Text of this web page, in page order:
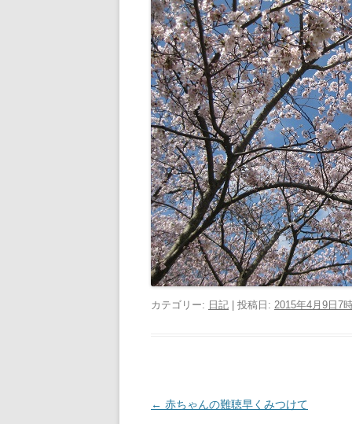
カテゴリー: 日記 | 投稿日: 2015年4月9日7
投
← 赤ちゃんの難聴早くみつけて